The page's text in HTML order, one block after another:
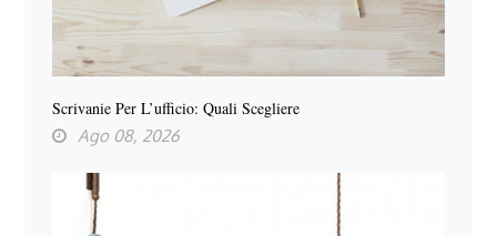
Scrivanie Per L’ufficio: Quali Scegliere
Ago 08, 2026